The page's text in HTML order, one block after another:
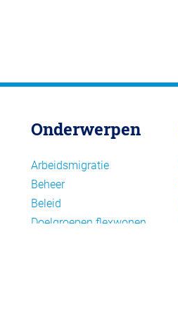
Onderwerpen
Arbeidsmigratie
Beheer
Beleid
Doelgroepen flexwonen